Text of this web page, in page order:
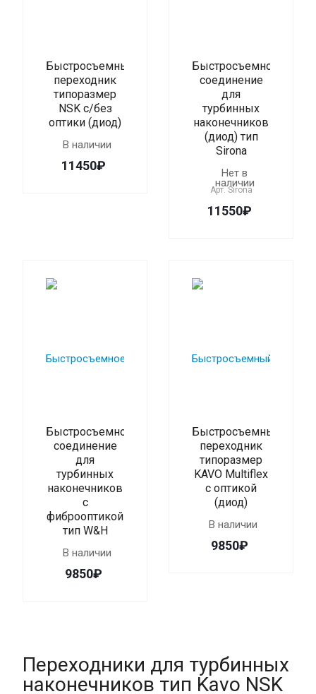
Быстросъемный
переходник
типоразмер
NSK с/без
оптики (диод)
В наличии
11450₽
Быстросъемное
соединение
для
турбинных
наконечников
(диод) тип
Sirona
Нет в
наличии
Арт. Sirona
11550₽
Быстросъемное
соединение
для
турбинных
наконечников
с
фиброоптикой
тип W&H
В наличии
9850₽
Быстросъемный
переходник
типоразмер
KAVO Multiflex
с оптикой
(диод)
В наличии
9850₽
Переходники для турбинных
наконечников тип Kavo NSK